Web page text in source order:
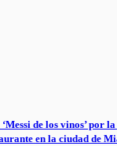
de los vinos’ por
en la ciudad de